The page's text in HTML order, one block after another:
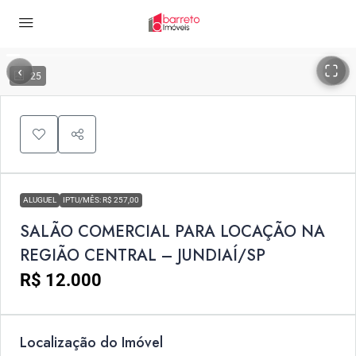
25
‹ ›
ALUGUEL IPTU/MÊS: R$ 257,00
SALÃO COMERCIAL PARA LOCAÇÃO NA
REGIÃO CENTRAL – JUNDIAÍ/SP
R$ 12.000
Localização do Imóvel